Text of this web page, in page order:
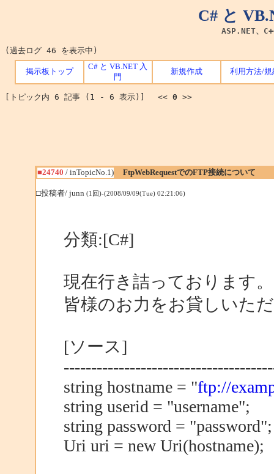
C# と
ASP.NET、
(過去ログ 46 を表示中)
掲示板トップ
C# と VB.NET 入
門
新規作成 利用方法/規
[トピック内 6 記事 (1 - 6 表示)] << 0 >>
■24740 / inTopicNo.1) FtpWebRequestでのFTP接続について
□投稿者/ junn (1回)-(2008/09/09(Tue) 02:21:06)
分類:[C#]
現在行き詰っております
皆様のお力をお貸しいた
[ソース]
string hostname = "ftp://
string userid = "username";
string password = "password";
Uri uri = new Uri(hostname);